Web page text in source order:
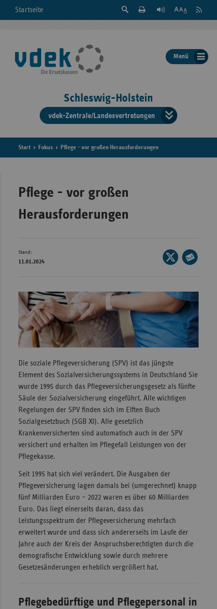
Startseite
Suche
der
Seite
Feed
Menü
Schleswig-Holstein
vdek-Zentrale/Landesvertretungen
der
Start Fokus Pflege - vor großen Herausforderungen
Pflege - vor großen
Herausforderungen
Stand:
11.01.2024
Seite
auf
E-
Mail
teilen
Die soziale Pflegeversicherung (SPV) ist das jüngste
Element des Sozialversicherungssystems in Deutschland Sie
wurde 1995 durch das Pflegeversicherungsgesetz als fünfte
Säule der Sozialversicherung eingeführt. Alle wichtigen
Regelungen der SPV finden sich im Elften Buch
Sozialgesetzbuch (SGB XI). Alle gesetzlich
Krankenversicherten sind automatisch auch in der SPV
versichert und erhalten im Pflegefall Leistungen von der
Pflegekasse.
Seit 1995 hat sich viel verändert. Die Ausgaben der
Pflegeversicherung lagen damals bei (umgerechnet) knapp
fünf Milliarden Euro – 2022 waren es über 60 Milliarden
Euro. Das liegt einerseits daran, dass das
Leistungsspektrum der Pflegeversicherung mehrfach
erweitert wurde und dass sich andererseits im Laufe der
Jahre auch der Kreis der Anspruchsberechtigten durch die
demografische Entwicklung sowie durch mehrere
Gesetzesänderungen erheblich vergrößert hat.
Pflegebedürftige und Pflegepersonal in